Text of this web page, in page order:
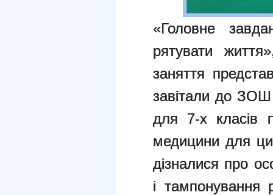
«Головне
рятувати
заняття
завітали до
для 7-х класів
медицини для
дізналися про
і тампонування